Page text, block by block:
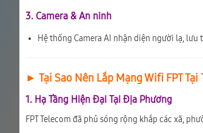
3. Camera & An ninh
Hệ thống Camera AI nhận diện người lạ,
► Tại Sao Nên Lắp Mạng Wifi FPT Tại
1. Hạ Tầng Hiện Đại Tại Địa Phương
FPT Telecom đã phủ sóng rộng khắp các xã,